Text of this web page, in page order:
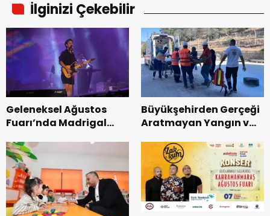
İlginizi Çekebilir
Geleneksel Ağustos
Fuarı’nda Madrigal
Büyükşehirden Gerçeği
Aratmayan Yangın ve